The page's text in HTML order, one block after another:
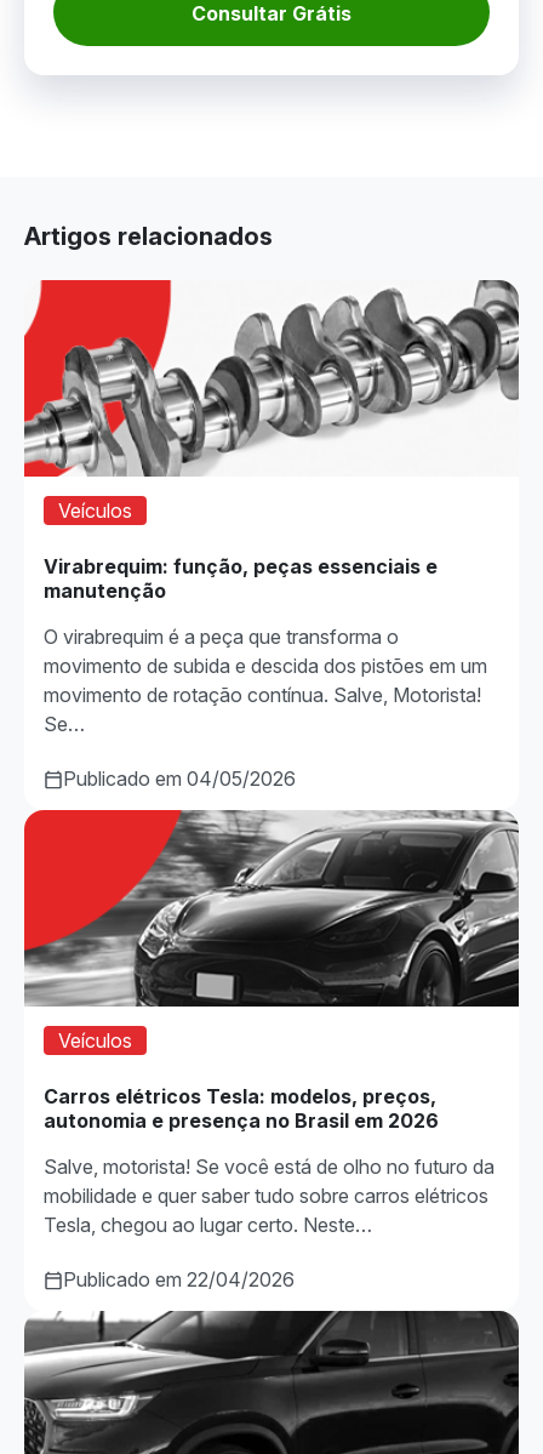
Consultar Grátis
Artigos relacionados
Veículos
Virabrequim: função, peças essenciais e
manutenção
O virabrequim é a peça que transforma o
movimento de subida e descida dos pistões em um
movimento de rotação contínua. Salve, Motorista!
Se…
Publicado em 04/05/2026
Veículos
Carros elétricos Tesla: modelos, preços,
autonomia e presença no Brasil em 2026
Salve, motorista! Se você está de olho no futuro da
mobilidade e quer saber tudo sobre carros elétricos
Tesla, chegou ao lugar certo. Neste…
Publicado em 22/04/2026